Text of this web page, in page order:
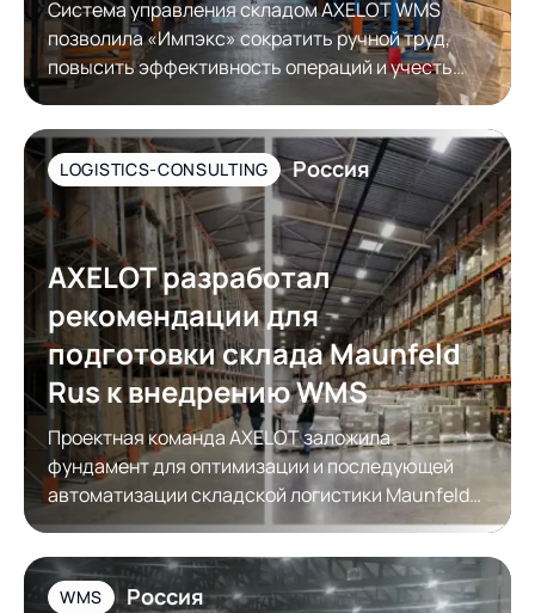
Система управления складом AXELOT WMS
позволила «Импэкс» сократить ручной труд,
повысить эффективность операций и учесть
требования контрагентов к упаковке товара
LOGISTICS-CONSULTING Россия
AXELOT разработал
рекомендации для
подготовки склада Maunfeld
Rus к внедрению WMS
Проектная команда AXELOT заложила
фундамент для оптимизации и последующей
автоматизации складской логистики Maunfeld
Rus
WMS Россия